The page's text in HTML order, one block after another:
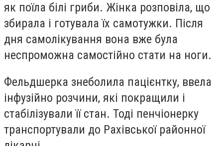
як поїла білі гриби. Жінка розповіла, що
збирала і готувала їх самотужки. Після
дня самолікування вона вже була
неспроможна самостійно стати на ноги.
Фельдшерка знеболила пацієнтку, ввела
інфузійно розчини, які покращили і
стабілізували її стан. Тоді пенчіонерку
транспортували до Рахівської районної